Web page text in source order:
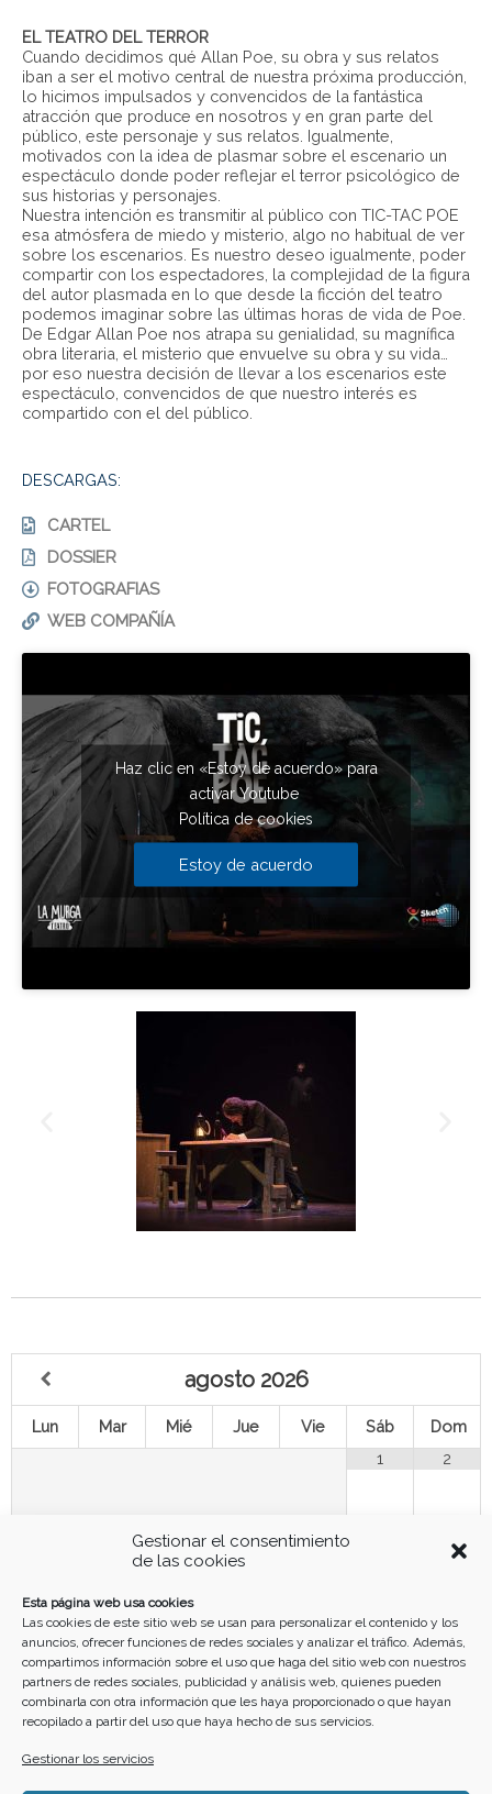
Gestionar el consentimiento
de las cookies
Esta página web usa cookies
Las cookies de este sitio web se usan para personalizar el contenido y los
anuncios, ofrecer funciones de redes sociales y analizar el tráfico. Además,
compartimos información sobre el uso que haga del sitio web con nuestros
partners de redes sociales, publicidad y análisis web, quienes pueden
combinarla con otra información que les haya proporcionado o que hayan
recopilado a partir del uso que haya hecho de sus servicios.
Gestionar los servicios
EL TEATRO DEL TERROR
Cuando decidimos qué Allan Poe, su obra y sus relatos
iban a ser el motivo central de nuestra próxima producción,
lo hicimos impulsados y convencidos de la fantástica
atracción que produce en nosotros y en gran parte del
público, este personaje y sus relatos. Igualmente,
motivados con la idea de plasmar sobre el escenario un
espectáculo donde poder reflejar el terror psicológico de
sus historias y personajes.
Nuestra intención es transmitir al público con TIC-TAC POE
esa atmósfera de miedo y misterio, algo no habitual de ver
sobre los escenarios. Es nuestro deseo igualmente, poder
compartir con los espectadores, la complejidad de la figura
del autor plasmada en lo que desde la ficción del teatro
podemos imaginar sobre las últimas horas de vida de Poe.
De Edgar Allan Poe nos atrapa su genialidad, su magnífica
obra literaria, el misterio que envuelve su obra y su vida…
por eso nuestra decisión de llevar a los escenarios este
espectáculo, convencidos de que nuestro interés es
compartido con el del público.
DESCARGAS:
CARTEL
DOSSIER
FOTOGRAFIAS
WEB COMPAÑÍA
Haz clic en «Estoy de acuerdo» para
activar Youtube
Política de cookies
Estoy de acuerdo
agosto 2026
Lun Mar Mié Jue Vie Sáb
Dom
1
2
10 11 12
17 18 19 20 21 22 23
24 25 26 27 28 29